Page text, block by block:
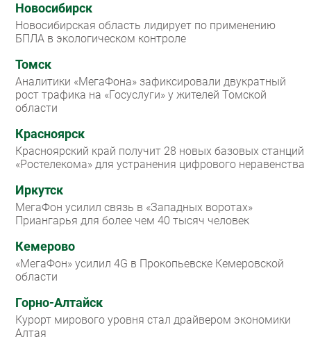
Новосибирск
Новосибирская область лидирует по применению
БПЛА в экологическом контроле
Томск
Аналитики «МегаФона» зафиксировали двукратный
рост трафика на «Госуслуги» у жителей Томской
области
Красноярск
Красноярский край получит 28 новых базовых станций
«Ростелекома» для устранения цифрового неравенства
Иркутск
МегаФон усилил связь в «Западных воротах»
Приангарья для более чем 40 тысяч человек
Кемерово
«МегаФон» усилил 4G в Прокопьевске Кемеровской
области
Горно-Алтайск
Курорт мирового уровня стал драйвером экономики
Алтая